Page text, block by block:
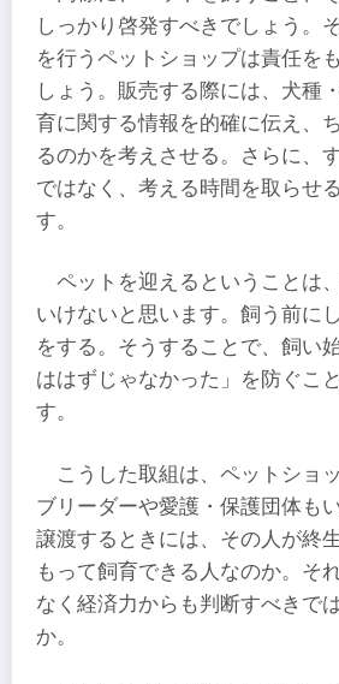
しっかり啓発すべきでしょう。
を行うペットショップは責任を
しょう。販売する際には、犬種
育に関する情報を的確に伝え、
るのかを考えさせる。さらに、
ではなく、考える時間を取らせ
す。
ペットを迎えるということは
いけないと思います。飼う前に
をする。そうすることで、飼い
ははずじゃなかった」を防ぐこ
す。
こうした取組は、ペットショ
ブリーダーや愛護・保護団体も
譲渡するときには、その人が終
もって飼育できる人なのか。そ
なく経済力からも判断すべきで
か。